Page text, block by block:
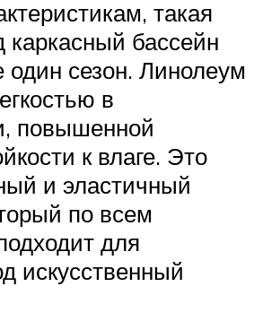
такая
каркасный бассейн
один сезон. Линолеум
в
повышенной
к влаге. Это
и эластичный
по всем
для
искусственный